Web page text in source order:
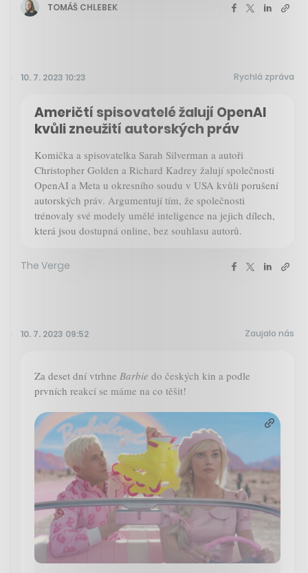
TOMÁŠ CHLEBEK
10. 7. 2023 10:23 Rychlá zpráva
Američtí spisovatelé žalují OpenAI
kvůli zneužití autorských práv
Komička a spisovatelka Sarah Silverman a autoři
Christopher Golden a Richard Kadrey žalují společnosti
OpenAI a Meta u okresního soudu v USA kvůli porušení
autorských práv. Argumentují tím, že společnosti
trénovaly své modely umělé inteligence na jejich dílech,
která jsou dostupná online, bez souhlasu autorů.
The Verge
10. 7. 2023 09:52 Zaujalo nás
Za deset dní vtrhne Barbie do českých kin a podle
prvních reakcí se máme na co těšit!